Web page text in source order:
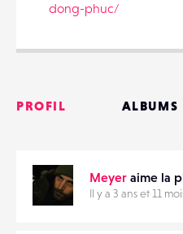
dong-phuc/
PROFIL ALBUMS
Meyer aime la
Il y a 3 ans et 11